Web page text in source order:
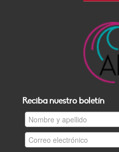
Reciba nuestro boletín